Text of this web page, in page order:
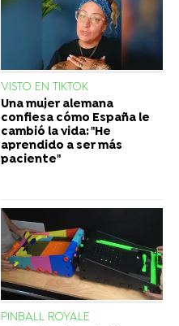
VISTO EN TIKTOK
Una mujer alemana
confiesa cómo España le
cambió la vida: "He
aprendido a ser más
paciente"
PINBALL ROYALE